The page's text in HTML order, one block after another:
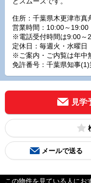
住所：千葉県木更津市真
営業時間：10:00～19:00
※電話受付時間は9:00～
定休日：毎週火・水曜日
※ご案内・ご内覧は年中
免許番号：千葉県知事
見学
メールで送る
この物件を見ている人にお